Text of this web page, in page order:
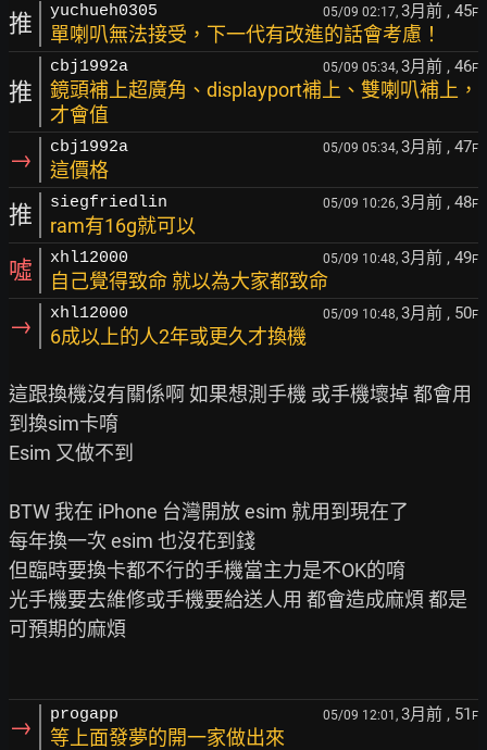
推 yuchueh0305 05/09 02:17, 3月前 , 45F
單喇叭無法接受，下一代有改進的話會考慮！
推
cbj1992a 05/09 05:34, 3月前 , 46F
鏡頭補上超廣角、displayport補上、雙喇叭補上，
才會值
→ cbj1992a 05/09 05:34, 3月前 , 47F
這價格
推 siegfriedlin 05/09 10:26, 3月前 , 48F
ram有16g就可以
噓 xhl12000 05/09 10:48, 3月前 , 49F
自己覺得致命 就以為大家都致命
→ xhl12000 05/09 10:48, 3月前 , 50F
6成以上的人2年或更久才換機
這跟換機沒有關係啊 如果想測手機 或手機壞掉 都會用
到換sim卡唷
Esim 又做不到
BTW 我在 iPhone 台灣開放 esim 就用到現在了
每年換一次 esim 也沒花到錢
但臨時要換卡都不行的手機當主力是不OK的唷
光手機要去維修或手機要給送人用 都會造成麻煩 都是
可預期的麻煩
→ progapp 05/09 12:01, 3月前 , 51 F
等上面發夢的開一家做出來